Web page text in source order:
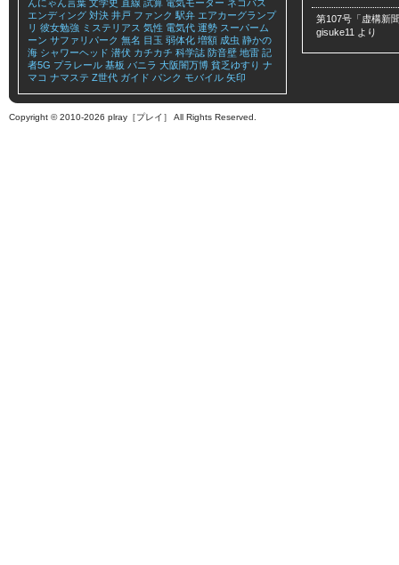
んにゃん言葉 文学史 直線 試算 電気モーター ネコバス
エンディング 対決 井戸 ファンク 駅弁 エアカーグランプ
リ 彼女勉強 ミステリアス 気性 電気代 運勢 スーパーム
ーン サファリパーク 無名 目玉 弱体化 増額 成虫 静かの
海 シャワーヘッド 潜伏 カチカチ 科学誌 防音壁 地雷 記
者5G プラレール 基板 バニラ 大阪闇万博 貧乏ゆすり ナ
マコ ナマステ Z世代 ガイド パンク モバイル 矢印
第107号「虚構新
gisuke11 より
Copyright © 2010-2026 plray［プレイ］ All Rights Reserved.